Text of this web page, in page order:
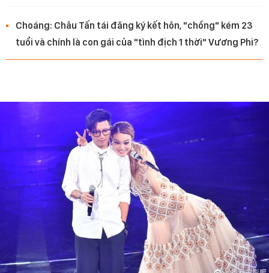
Choáng: Châu Tấn tái đăng ký kết hôn, "chồng" kém 23
tuổi và chính là con gái của "tình địch 1 thời" Vương Phi?